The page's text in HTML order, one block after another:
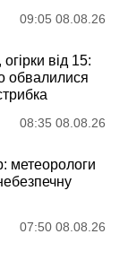
09:05 08.08.26
від 15:
обвалилися
08:35 08.08.26
метеорологи
07:50 08.08.26